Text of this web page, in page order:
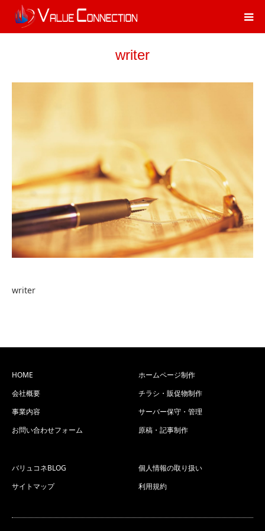
writer
writer
HOME
会社概要
事業内容
お問い合わせフォーム
ホームページ制作
チラシ・販促物制作
サーバー保守・管理
原稿・記事制作
バリュコネBLOG
サイトマップ
個人情報の取り扱い
利用規約